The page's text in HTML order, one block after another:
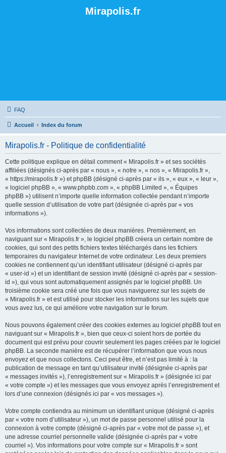
Mirapolis.fr
FAQ
Accueil Index du forum
Mirapolis.fr - Politique de confidentialité
Cette politique explique en détail comment « Mirapolis.fr » et ses sociétés
affiliées (désignés ci-après par « nous », « notre », « nos », « Mirapolis.fr »,
« https://mirapolis.fr ») et phpBB (désigné ci-après par « ils », « eux », « leur »,
« logiciel phpBB », « www.phpbb.com », « phpBB Limited », « Équipes
phpBB ») utilisent n’importe quelle information collectée pendant n’importe
quelle session d’utilisation de votre part (désignée ci-après par « vos
informations »).
Vos informations sont collectées de deux manières. Premièrement, en
naviguant sur « Mirapolis.fr », le logiciel phpBB créera un certain nombre de
cookies, qui sont des petits fichiers textes téléchargés dans les fichiers
temporaires du navigateur Internet de votre ordinateur. Les deux premiers
cookies ne contiennent qu’un identifiant utilisateur (désigné ci-après par
« user-id ») et un identifiant de session invité (désigné ci-après par « session-
id »), qui vous sont automatiquement assignés par le logiciel phpBB. Un
troisième cookie sera créé une fois que vous naviguerez sur les sujets de
« Mirapolis.fr » et est utilisé pour stocker les informations sur les sujets que
vous avez lus, ce qui améliore votre navigation sur le forum.
Nous pouvons également créer des cookies externes au logiciel phpBB tout en
naviguant sur « Mirapolis.fr », bien que ceux-ci soient hors de portée du
document qui est prévu pour couvrir seulement les pages créées par le logiciel
phpBB. La seconde manière est de récupérer l’information que vous nous
envoyez et que nous collectons. Ceci peut être, et n’est pas limité à : la
publication de message en tant qu’utilisateur invité (désignée ci-après par
« messages invités »), l’enregistrement sur « Mirapolis.fr » (désignée ici par
« votre compte ») et les messages que vous envoyez après l’enregistrement et
lors d’une connexion (désignés ici par « vos messages »).
Votre compte contiendra au minimum un identifiant unique (désigné ci-après
par « votre nom d’utilisateur »), un mot de passe personnel utilisé pour la
connexion à votre compte (désigné ci-après par « votre mot de passe »), et
une adresse courriel personnelle valide (désignée ci-après par « votre
courriel »). Vos informations pour votre compte sur « Mirapolis.fr » sont